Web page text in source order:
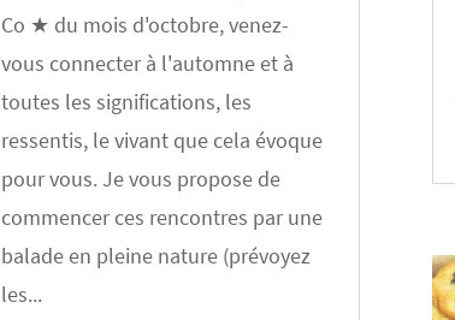
Co ★ du mois d'octobre, venez-
vous connecter à l'automne et à
toutes les significations, les
ressentis, le vivant que cela évoque
pour vous. Je vous propose de
commencer ces rencontres par une
balade en pleine nature (prévoyez
les...